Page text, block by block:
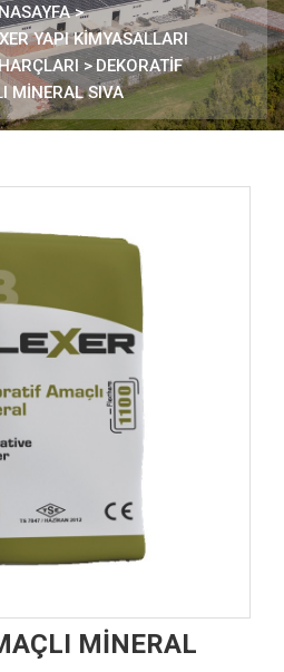
>
YAPI KİMYASALLARI
>DEKORATİF
MİNERAL SIVA
MİNERAL